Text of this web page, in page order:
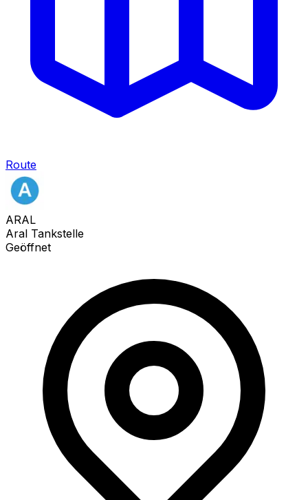
Route
ARAL
Aral Tankstelle
Geöffnet